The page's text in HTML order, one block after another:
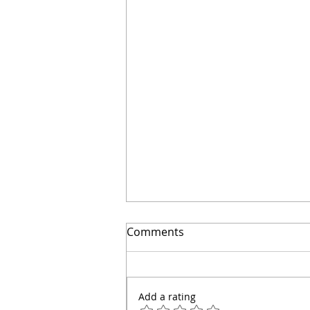
Comments
Add a rating